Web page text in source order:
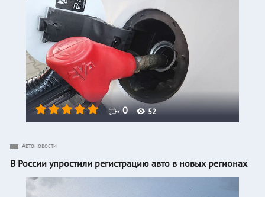
0 52
Автоновости
В России упростили регистрацию авто в новых регионах